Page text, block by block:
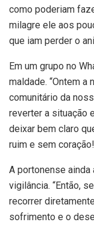
como poderiam
milagre ele aos
que iam perder o
Em um grupo no
maldade. “Ontem a
comunitário da
reverter a situação
deixar bem claro
ruim e sem
A portonense
vigilância. “Então,
recorrer
sofrimento e o